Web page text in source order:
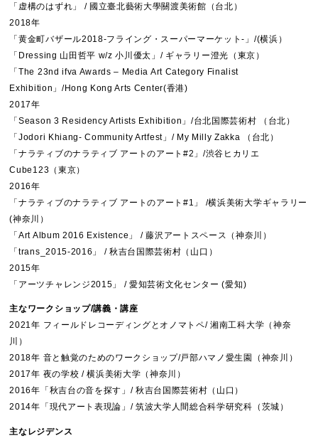
「虚構のはずれ」 / 國立臺北藝術大學關渡美術館（台北）
2018年
「黄金町バザール2018-フライング・スーパーマーケット-」/(横浜）
「Dressing 山田哲平 w/z 小川優太」/ ギャラリー澄光（東京）
「The 23nd ifva Awards – Media Art Category Finalist
Exhibition」/Hong Kong Arts Center(香港)
2017年
「Season 3 Residency Artists Exhibition」/台北国際芸術村 （台北）
「Jodori Khiang- Community Artfest」/ My Milly Zakka （台北）
「ナラティブのナラティブ アートのアート#2」/渋谷ヒカリエ
Cube123（東京）
2016年
「ナラティブのナラティブ アートのアート#1」 /横浜美術大学ギャラリー
(神奈川）
「Art Album 2016 Existence」 / 藤沢アートスペース（神奈川）
「trans_2015-2016」 / 秋吉台国際芸術村（山口）
2015年
「アーツチャレンジ2015」 / 愛知芸術文化センター (愛知)
主なワークショップ/講義・講座
2021年 フィールドレコーディングとオノマトペ/ 湘南工科大学（神奈
川）
2018年 音と触覚のためのワークショップ/戸部ハマノ愛生園（神奈川）
2017年 夜の学校 / 横浜美術大学（神奈川）
2016年「秋吉台の音を探す」/ 秋吉台国際芸術村（山口）
2014年「現代アート表現論」/ 筑波大学人間総合科学研究科（茨城）
主なレジデンス